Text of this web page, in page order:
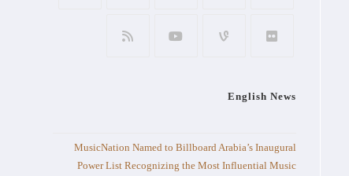
English News
MusicNation Named to Billboard Arabia’s Inaugural
Power List Recognizing the Most Influential Music